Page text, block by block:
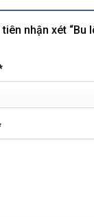
nhận xét “Bu